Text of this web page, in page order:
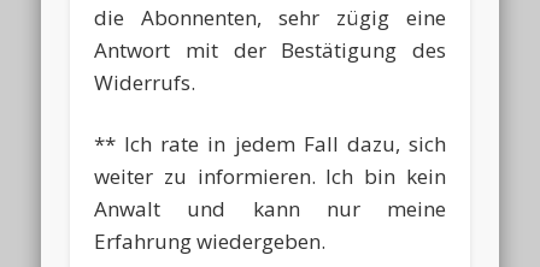
die Abonnenten, sehr zügig eine
Antwort mit der Bestätigung des
Widerrufs.
** Ich rate in jedem Fall dazu, sich
weiter zu informieren. Ich bin kein
Anwalt und kann nur meine
Erfahrung wiedergeben.